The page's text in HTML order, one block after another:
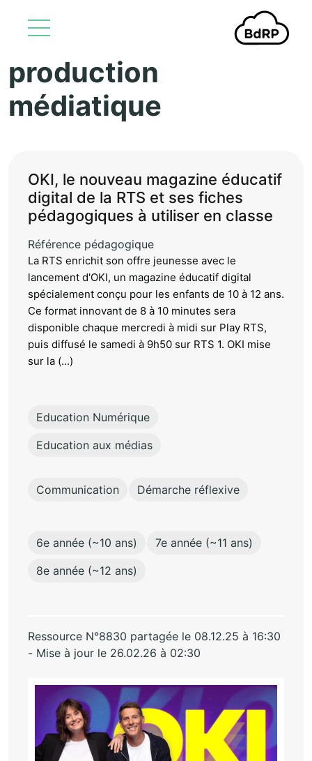
Aller au contenu principal
production
médiatique
OKI, le nouveau magazine éducatif
digital de la RTS et ses fiches
pédagogiques à utiliser en classe
Référence pédagogique
La RTS enrichit son offre jeunesse avec le
lancement d'OKI, un magazine éducatif digital
spécialement conçu pour les enfants de 10 à 12 ans.
Ce format innovant de 8 à 10 minutes sera
disponible chaque mercredi à midi sur Play RTS,
puis diffusé le samedi à 9h50 sur RTS 1. OKI mise
sur la (...)
Education Numérique
Education aux médias
Communication Démarche réflexive
6e année (~10 ans)
7e année (~11 ans)
8e année (~12 ans)
Ressource N°8830 partagée le 08.12.25 à 16:30
- Mise à jour le 26.02.26 à 02:30